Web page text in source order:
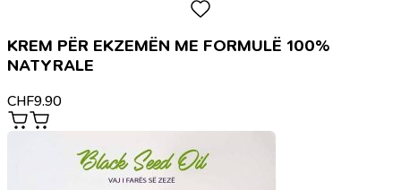
KREM PËR EKZEMËN ME FORMULË 100%
NATYRALE
CHF9.90